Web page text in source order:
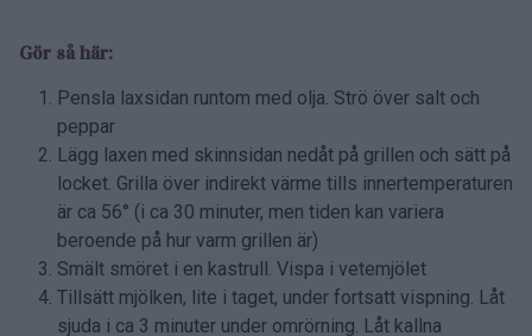
Gör så här:
Pensla laxsidan runtom med olja. Strö över salt och
peppar
Lägg laxen med skinnsidan nedåt på grillen och sätt på
locket. Grilla över indirekt värme tills innertemperaturen
är ca 56° (i ca 30 minuter, men tiden kan variera
beroende på hur varm grillen är)
Smält smöret i en kastrull. Vispa i vetemjölet
Tillsätt mjölken, lite i taget, under fortsatt vispning. Låt
sjuda i ca 3 minuter under omrörning. Låt kallna